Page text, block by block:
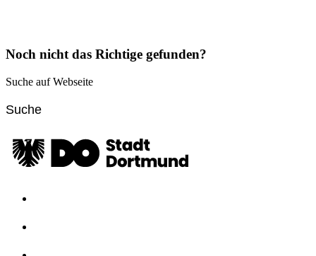
Noch nicht das Richtige gefunden?
Suche auf Webseite